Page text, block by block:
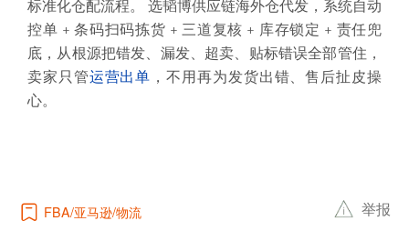
标准化仓配流程。 选韬博供应链海外仓代发，系统自动
控单 + 条码扫码拣货 + 三道复核 + 库存锁定 + 责任兜
底，从根源把错发、漏发、超卖、贴标错误全部管住，
卖家只管运营出单 ，不用再为发货出错、售后扯皮操
心。
FBA 亚马逊 物流 举报